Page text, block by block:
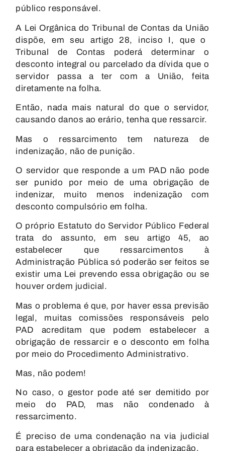
público responsável.
A Lei Orgânica do Tribunal de Contas da União
dispõe, em seu artigo 28, inciso I, que o
Tribunal de Contas poderá determinar o
desconto integral ou parcelado da dívida que o
servidor passa a ter com a União, feita
diretamente na folha.
Então, nada mais natural do que o servidor,
causando danos ao erário, tenha que ressarcir.
Mas o ressarcimento tem natureza de
indenização, não de punição.
O servidor que responde a um PAD não pode
ser punido por meio de uma obrigação de
indenizar, muito menos indenização com
desconto compulsório em folha.
O próprio Estatuto do Servidor Público Federal
trata do assunto, em seu artigo 45, ao
estabelecer que ressarcimentos à
Administração Pública só poderão ser feitos se
existir uma Lei prevendo essa obrigação ou se
houver ordem judicial.
Mas o problema é que, por haver essa previsão
legal, muitas comissões responsáveis pelo
PAD acreditam que podem estabelecer a
obrigação de ressarcir e o desconto em folha
por meio do Procedimento Administrativo.
Mas, não podem!
No caso, o gestor pode até ser demitido por
meio do PAD, mas não condenado à
ressarcimento.
É preciso de uma condenação na via judicial
para estabelecer a obrigação da indenização.